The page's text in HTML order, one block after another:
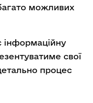
можливих
інформаційну
свої
процес